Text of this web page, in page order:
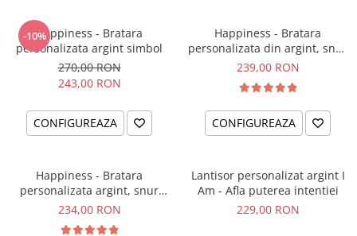
-10%Happiness - Bratara
personalizata argint simbol
270,00 RON
243,00 RON
CONFIGUREAZA
Happiness - Bratara
personalizata din argint, snur
dublu piele, simbol
239,00 RON
CONFIGUREAZA
Happiness - Bratara
personalizata argint, snur
impletit piele simbol
234,00 RON
Lantisor personalizat argint I
Am - Afla puterea intentiei
229,00 RON